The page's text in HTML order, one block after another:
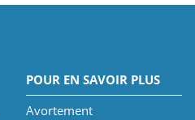
POUR EN SAVOIR PLUS
Avortement